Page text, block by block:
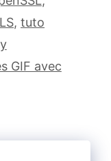
, tuto
GIF avec